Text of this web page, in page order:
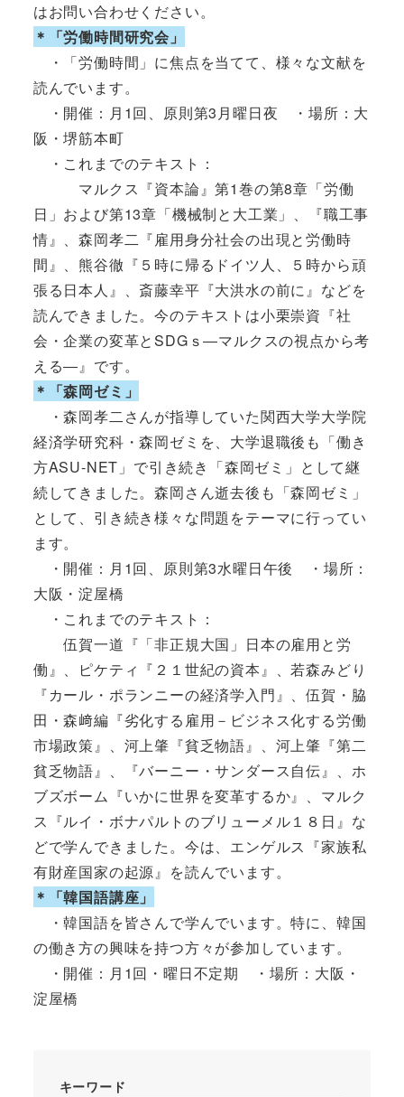
はお問い合わせください。
＊「労働時間研究会」
・「労働時間」に焦点を当てて、様々な文献を
読んでいます。
・開催：月1回、原則第3月曜日夜 ・場所：大
阪・堺筋本町
・これまでのテキスト：
マルクス『資本論』第1巻の第8章「労働
日」および第13章「機械制と大工業」、『職工事
情』、森岡孝二『雇用身分社会の出現と労働時
間』、熊谷徹『５時に帰るドイツ人、５時から頑
張る日本人』、斎藤幸平『大洪水の前に』などを
読んできました。今のテキストは小栗崇資『社
会・企業の変革とSDGｓ―マルクスの視点から考
える―』です。
＊「森岡ゼミ」
・森岡孝二さんが指導していた関西大学大学院
経済学研究科・森岡ゼミを、大学退職後も「働き
方ASU-NET」で引き続き「森岡ゼミ」として継
続してきました。森岡さん逝去後も「森岡ゼミ」
として、引き続き様々な問題をテーマに行ってい
ます。
・開催：月1回、原則第3水曜日午後 ・場所：
大阪・淀屋橋
・これまでのテキスト：
伍賀一道『「非正規大国」日本の雇用と労
働』、ピケティ『２１世紀の資本』、若森みどり
『カール・ポランニーの経済学入門』、伍賀・脇
田・森﨑編『劣化する雇用－ビジネス化する労働
市場政策』、河上肇『貧乏物語』、河上肇『第二
貧乏物語』、『バーニー・サンダース自伝』、ホ
ブズボーム『いかに世界を変革するか』、マルク
ス『ルイ・ボナパルトのブリューメル１８日』な
どで学んできました。今は、エンゲルス『家族私
有財産国家の起源』を読んでいます。
＊「韓国語講座」
・韓国語を皆さんで学んでいます。特に、韓国
の働き方の興味を持つ方々が参加しています。
・開催：月1回・曜日不定期 ・場所：大阪・
淀屋橋
キーワード